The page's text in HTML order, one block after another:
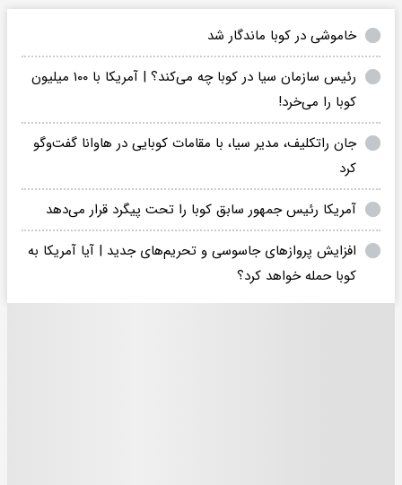
خاموشی در کوبا ماندگار شد
رئیس سازمان سیا در کوبا چه می‌کند؟ | آمریکا با ۱۰۰ میلیون
کوبا را می‌خرد!
جان راتکلیف، مدیر سیا، با مقامات کوبایی در هاوانا گفت‌وگو
کرد
آمریکا رئیس جمهور سابق کوبا را تحت پیگرد قرار می‌دهد
افزایش پروازهای جاسوسی و تحریم‌های جدید | آیا آمریکا به
کوبا حمله خواهد کرد؟